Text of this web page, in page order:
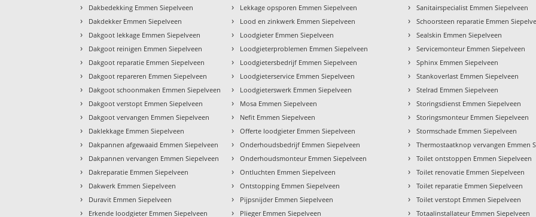
› Dakbedekking Emmen Siepelveen
› Dakdekker Emmen Siepelveen
› Dakgoot lekkage Emmen Siepelveen
› Dakgoot reinigen Emmen Siepelveen
› Dakgoot reparatie Emmen Siepelveen
› Dakgoot repareren Emmen Siepelveen
› Dakgoot schoonmaken Emmen Siepelveen
› Dakgoot verstopt Emmen Siepelveen
› Dakgoot vervangen Emmen Siepelveen
› Daklekkage Emmen Siepelveen
› Dakpannen afgewaaid Emmen Siepelveen
› Dakpannen vervangen Emmen Siepelveen
› Dakreparatie Emmen Siepelveen
› Dakwerk Emmen Siepelveen
› Duravit Emmen Siepelveen
› Erkende loodgieter Emmen Siepelveen
› Lekkage opsporen Emmen Siepelveen
› Lood en zinkwerk Emmen Siepelveen
› Loodgieter Emmen Siepelveen
› Loodgieterproblemen Emmen Siepelveen
› Loodgietersbedrijf Emmen Siepelveen
› Loodgieterservice Emmen Siepelveen
› Loodgieterswerk Emmen Siepelveen
› Mosa Emmen Siepelveen
› Nefit Emmen Siepelveen
› Offerte loodgieter Emmen Siepelveen
› Onderhoudsbedrijf Emmen Siepelveen
› Onderhoudsmonteur Emmen Siepelveen
› Ontluchten Emmen Siepelveen
› Ontstopping Emmen Siepelveen
› Pijpsnijder Emmen Siepelveen
› Plieger Emmen Siepelveen
› Sanitairspecialist Emmen Siepelveen
› Schoorsteen reparatie Emmen
› Sealskin Emmen Siepelveen
› Servicemonteur Emmen Siepelveen
› Sphinx Emmen Siepelveen
› Stankoverlast Emmen Siepelveen
› Stelrad Emmen Siepelveen
› Storingsdienst Emmen Siepelveen
› Storingsmonteur Emmen Siepelveen
› Stormschade Emmen Siepelveen
› Thermostaatknop vervangen Emmen
› Toilet ontstoppen Emmen Siepelveen
› Toilet renovatie Emmen Siepelveen
› Toilet reparatie Emmen Siepelveen
› Toilet verstopt Emmen Siepelveen
› Totaalinstallateur Emmen Siepelveen